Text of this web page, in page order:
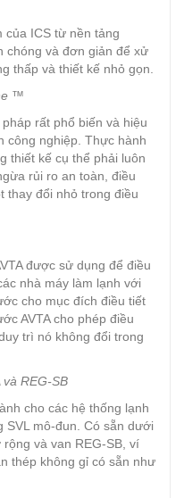
của ICS từ nền tảng
chóng và đơn giản để xử
thấp và thiết kế nhỏ gọn.
™
rất phổ biến và hiệu
công nghiệp. Thực hành
thiết kế cụ thể phải luôn
rủi ro an toàn, điều
thay đổi nhỏ trong điều
được sử dụng để điều
nhà máy làm lạnh với
cho mục đích điều tiết
AVTA cho phép điều
trì nó không đổi trong
và REG-SB
cho các hệ thống lạnh
SVL mô-đun. Có sẵn dưới
và van REG-SB, ví
thép không gỉ có sẵn như